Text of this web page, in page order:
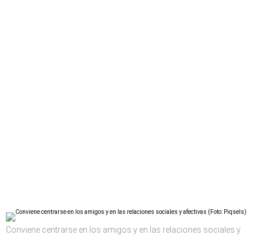
Conviene centrarse en los amigos y en las relaciones sociales y